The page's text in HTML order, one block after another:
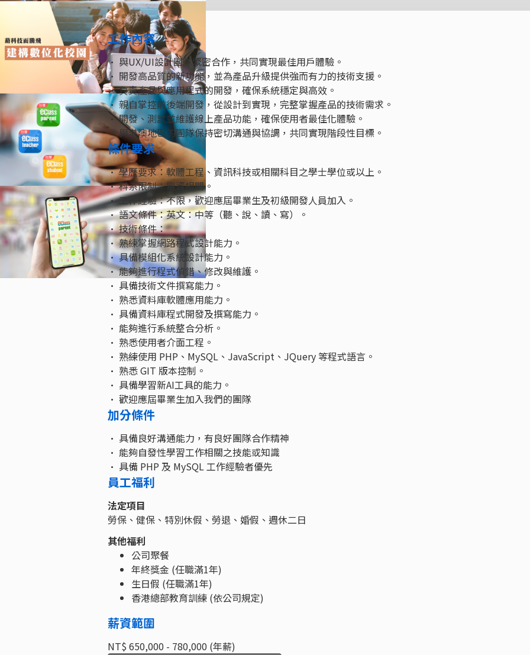
工作內容
• 與UX/UI設計團隊緊密合作，共同實現最佳用戶體驗。
• 開發高品質的新功能，並為產品升級提供強而有力的技術支援。
• 負責產品與應用程式的開發，確保系統穩定與高效。
• 親自掌控前後端開發，從設計到實現，完整掌握產品的技術需求。
• 開發、測試並維護線上產品功能，確保使用者最佳化體驗。
• 與港澳地區的團隊保持密切溝通與協調，共同實現階段性目標。
條件要求
• 學歷要求：軟體工程、資訊科技或相關科目之學士學位或以上。
• 科系限制：電資相關。
• 工作經驗：不限，歡迎應屆畢業生及初級開發人員加入。
• 語文條件：英文：中等（聽、說、讀、寫）。
• 技術條件：
• 熟練掌握網路程式設計能力。
• 具備模組化系統設計能力。
• 能夠進行程式偵錯、修改與維護。
• 具備技術文件撰寫能力。
• 熟悉資料庫軟體應用能力。
• 具備資料庫程式開發及撰寫能力。
• 能夠進行系統整合分析。
• 熟悉使用者介面工程。
• 熟練使用 PHP、MySQL、JavaScript、JQuery 等程式語言。
• 熟悉 GIT 版本控制。
• 具備學習新AI工具的能力。
• 歡迎應屆畢業生加入我們的團隊
加分條件
• 具備良好溝通能力，有良好團隊合作精神
• 能夠自發性學習工作相關之技能或知識
• 具備 PHP 及 MySQL 工作經驗者優先
員工福利
法定項目
勞保、健保、特別休假、勞退、婚假、週休二日
其他福利
公司聚餐
年終獎金 (任職滿1年)
生日假 (任職滿1年)
香港總部教育訓練 (依公司規定)
薪資範圍
NT$ 650,000 - 780,000 (年薪)